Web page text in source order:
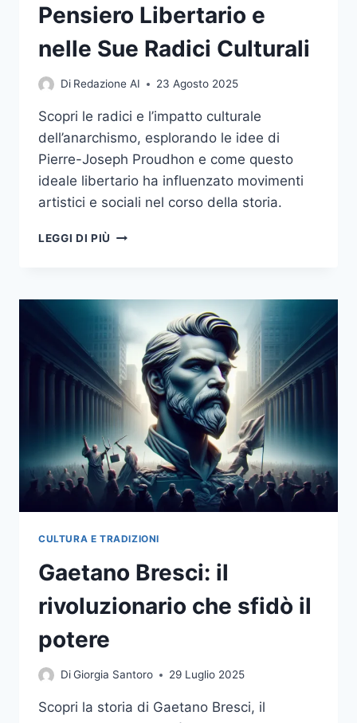
Pensiero Libertario e
nelle Sue Radici Culturali
Di Redazione AI 23 Agosto 2025
Scopri le radici e l’impatto culturale
dell’anarchismo, esplorando le idee di
Pierre-Joseph Proudhon e come questo
ideale libertario ha influenzato movimenti
artistici e sociali nel corso della storia.
LEGGI DI PIÙ L’ANARCHIA:
PENSIERO
LIBERTARIO
NELLE
SUE
RADICI
CULTURALI
CULTURA E TRADIZIONI
Gaetano Bresci: il
rivoluzionario che sfidò il
potere
DiGiorgia Santoro 29 Luglio 2025
Scopri la storia di Gaetano Bresci, il